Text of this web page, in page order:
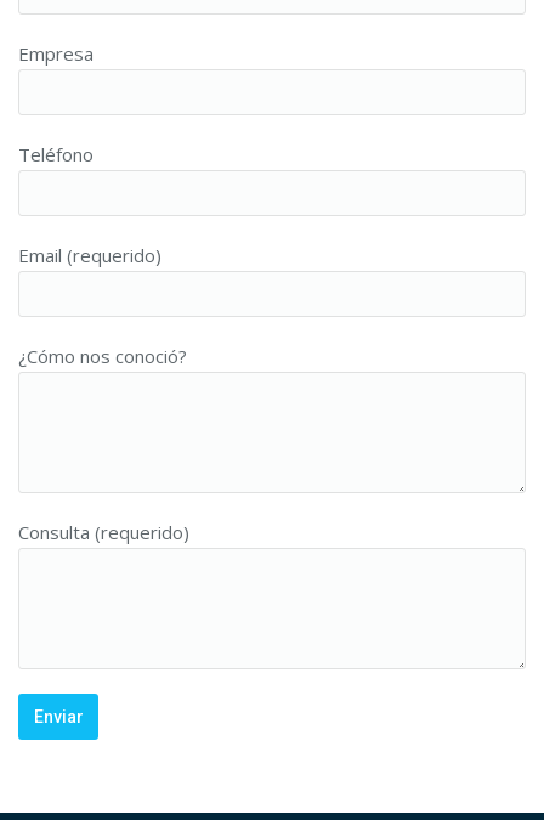
Empresa
Teléfono
Email (requerido)
¿Cómo nos conoció?
Consulta (requerido)